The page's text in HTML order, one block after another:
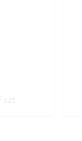
szt